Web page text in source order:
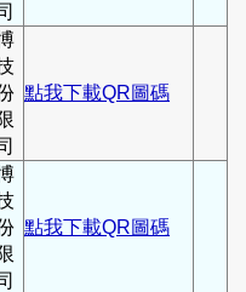
點我下載QR圖碼
點我下載QR圖碼